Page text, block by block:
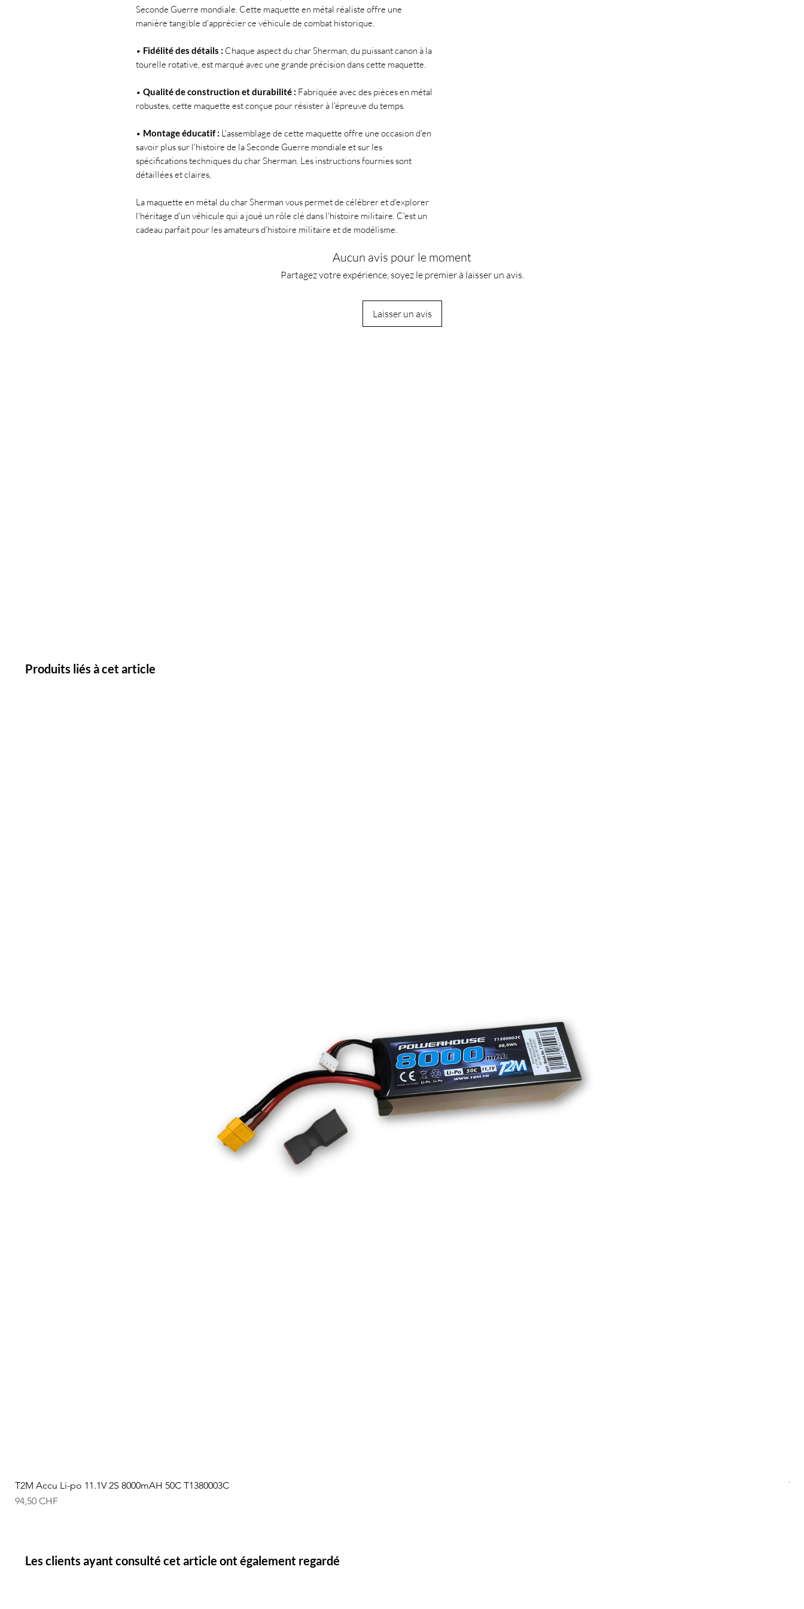
Seconde Guerre mondiale. Cette maquette en métal réaliste offre une
manière tangible d'apprécier ce véhicule de combat historique.
• Fidélité des détails : Chaque aspect du char Sherman, du puissant canon à la
tourelle rotative, est marqué avec une grande précision dans cette maquette.
• Qualité de construction et durabilité : Fabriquée avec des pièces en métal
robustes, cette maquette est conçue pour résister à l'épreuve du temps.
• Montage éducatif : L'assemblage de cette maquette offre une occasion d'en
savoir plus sur l'histoire de la Seconde Guerre mondiale et sur les
spécifications techniques du char Sherman. Les instructions fournies sont
détaillées et claires,
La maquette en métal du char Sherman vous permet de célébrer et d'explorer
l'héritage d'un véhicule qui a joué un rôle clé dans l'histoire militaire. C'est un
cadeau parfait pour les amateurs d'histoire militaire et de modélisme.
Aucun avis pour le moment
Partagez votre expérience, soyez le premier à laisser un avis.
Laisser un avis
Produits liés à cet article
T2M Accu Li-po 11.1V 2S 8000mAH 50C T1380003C
Prix
94,50 CHF
Prix
Les clients ayant consulté cet article ont également regardé